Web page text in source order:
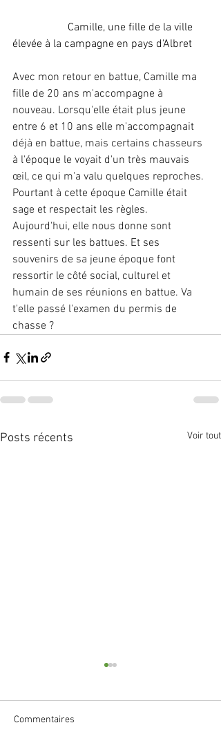
élevée à la campagne en pays d'Albret
Avec mon retour en battue, Camille ma
fille de 20 ans m'accompagne à
nouveau. Lorsqu'elle était plus jeune
entre 6 et 10 ans elle m'accompagnait
déjà en battue, mais certains chasseurs
à l'époque le voyait d'un très mauvais
œil, ce qui m'a valu quelques reproches.
Pourtant à cette époque Camille était
sage et respectait les règles.
Aujourd'hui, elle nous donne sont
ressenti sur les battues. Et ses
souvenirs de sa jeune époque font
ressortir le côté social, culturel et
humain de ses réunions en battue. Va
t'elle passé l'examen du permis de
chasse ?
Posts récents Voir tout
Commentaires